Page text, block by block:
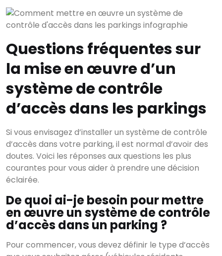
Questions fréquentes sur
la mise en œuvre d’un
système de contrôle
d’accès dans les parkings
Si vous envisagez d’installer un système de contrôle
d’accès dans votre parking, il est normal d’avoir des
doutes. Voici les réponses aux questions les plus
courantes pour vous aider à prendre une décision
éclairée.
De quoi ai-je besoin pour mettre
en œuvre un système de contrôle
d’accès dans un parking ?
Pour commencer, vous devez définir le type d’accès